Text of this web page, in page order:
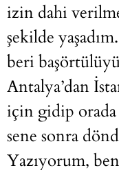
izin dahi
şekilde
beri
Antalya’dan
için gidip orada
sene sonra
Yazıyorum,